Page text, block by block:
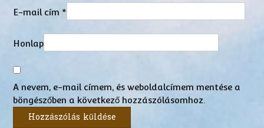
E-mail cím *
Honlap
A nevem, e-mail címem, és weboldalcímem mentése a
böngészőben a következő hozzászólásomhoz.